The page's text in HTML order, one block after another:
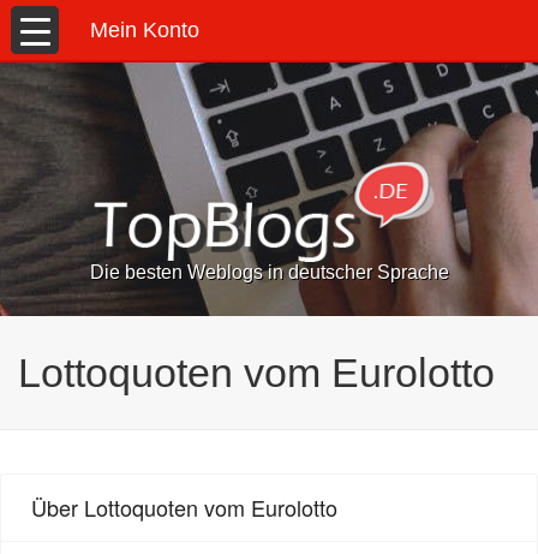
Mein Konto
Die besten Weblogs in deutscher Sprache
Lottoquoten vom Eurolotto
Über Lottoquoten vom Eurolotto